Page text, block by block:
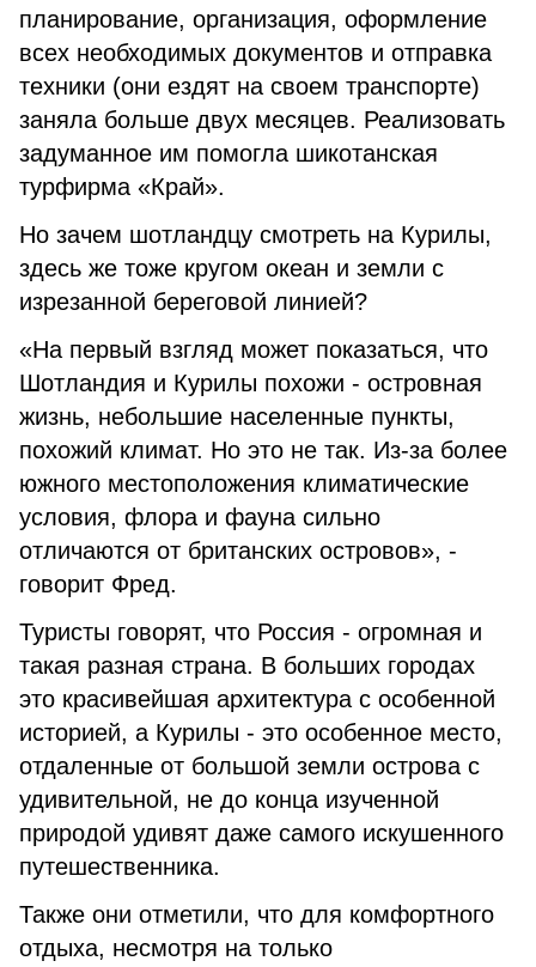
планирование, организация, оформление
всех необходимых документов и отправка
техники (они ездят на своем транспорте)
заняла больше двух месяцев. Реализовать
задуманное им помогла шикотанская
турфирма «Край».
Но зачем шотландцу смотреть на Курилы,
здесь же тоже кругом океан и земли с
изрезанной береговой линией?
«На первый взгляд может показаться, что
Шотландия и Курилы похожи - островная
жизнь, небольшие населенные пункты,
похожий климат. Но это не так. Из-за более
южного местоположения климатические
условия, флора и фауна сильно
отличаются от британских островов», -
говорит Фред.
Туристы говорят, что Россия - огромная и
такая разная страна. В больших городах
это красивейшая архитектура с особенной
историей, а Курилы - это особенное место,
отдаленные от большой земли острова с
удивительной, не до конца изученной
природой удивят даже самого искушенного
путешественника.
Также они отметили, что для комфортного
отдыха, несмотря на только